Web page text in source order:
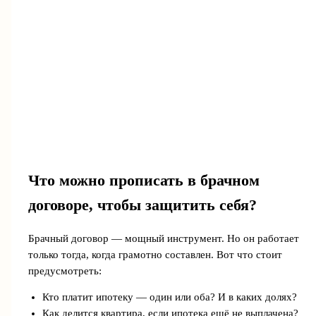
Что можно прописать в брачном
договоре, чтобы защитить себя?
Брачный договор — мощный инструмент. Но он работает
только тогда, когда грамотно составлен. Вот что стоит
предусмотреть:
Кто платит ипотеку — один или оба? И в каких долях?
Как делится квартира, если ипотека ещё не выплачена?